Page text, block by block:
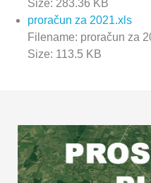
Size: 283.36 KB
proračun za 2021.xls
Filename: proračun za
Size: 113.5 KB